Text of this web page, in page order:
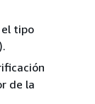
tipo
).
de la